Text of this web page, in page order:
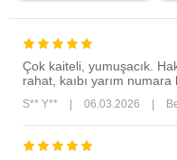
Çok kaiteli, yumuşacık.
rahat, kaıbı yarım
S** Y** 06.03.2026